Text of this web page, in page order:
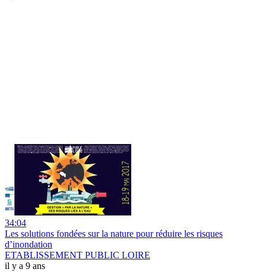
34:04
Les solutions fondées sur la nature pour réduire les risques
d’inondation
ETABLISSEMENT PUBLIC LOIRE
il y a 9 ans